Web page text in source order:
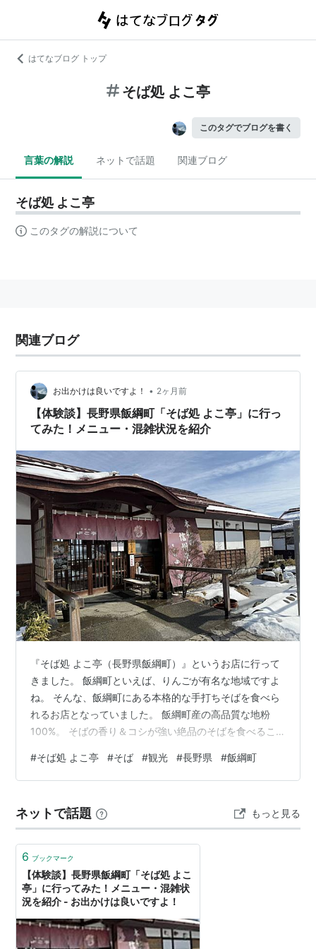
はてなブログ トップ
そば処 よこ亭
このタグでブログを書く
言葉の解説 ネットで話題 関連ブログ
そば処 よこ亭
このタグの解説について
関連ブログ
お出かけは良いですよ！ • 2ヶ月前
【体験談】長野県飯綱町「そば処 よこ亭」に行っ
てみた！メニュー・混雑状況を紹介
『そば処 よこ亭（長野県飯綱町）』というお店に行って
きました。 飯綱町といえば、りんごが有名な地域ですよ
ね。 そんな、飯綱町にある本格的な手打ちそばを食べら
れるお店となっていました。 飯綱町産の高品質な地粉
100%。 そばの香り＆コシが強い絶品のそばを食べるこ
ことができるのも特徴のひとつではないでしょうか。 今
回は、そんな『そば処 よこ亭』について紹介します。 実
参考にしてみてください。 【スポンサーリンク】 長野県
飯綱町にあるお店『そば処 よこ亭』とは・・・ 長野県飯
#そば処 よこ亭 #そば #観光 #長野県 #飯綱町
ネットで話題 もっと見る
6 ブックマーク
【体験談】長野県飯綱町「そば処 よこ
亭」に行ってみた！メニュー・混雑状
況を紹介 - お出かけは良いですよ！